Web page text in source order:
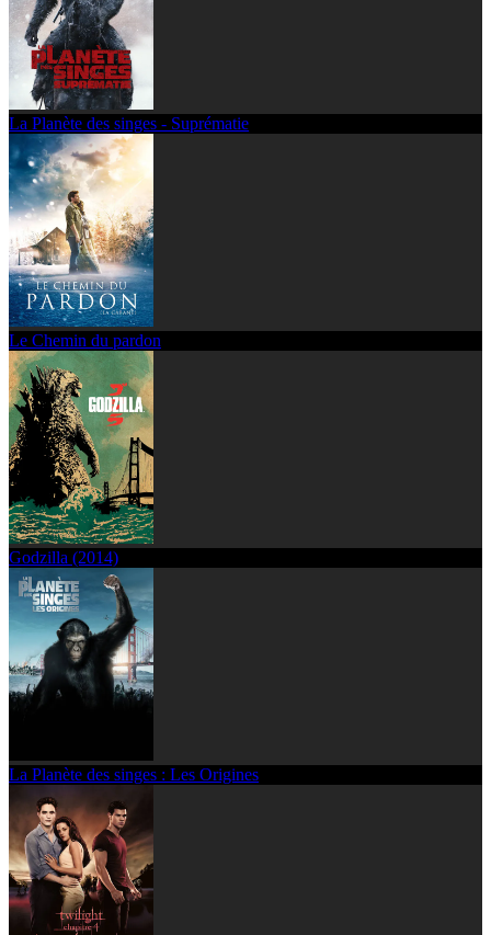
La Planète des singes - Suprématie
Le Chemin du pardon
Godzilla (2014)
La Planète des singes : Les Origines